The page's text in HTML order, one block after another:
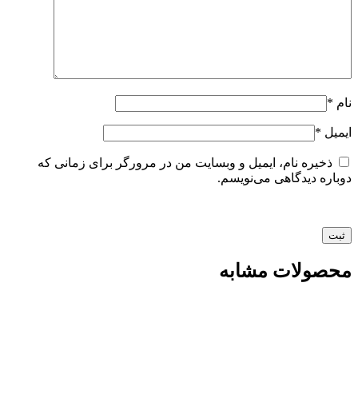
نام *
ایمیل *
ذخیره نام، ایمیل و وبسایت من در مرورگر برای زمانی که
دوباره دیدگاهی می‌نویسم.
محصولات مشابه